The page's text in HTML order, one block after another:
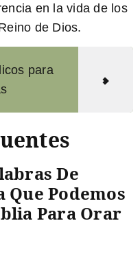
en la vida de los
de Dios.
para
De
Podemos
Para Orar